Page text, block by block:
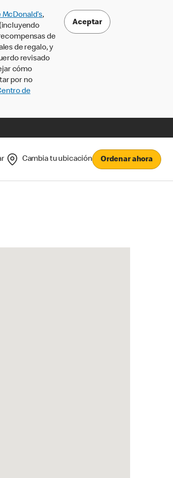
,
de
de regalo, y
revisado
cómo
por no
de
Aceptar
Cambia tu ubicación Ordenar ahora